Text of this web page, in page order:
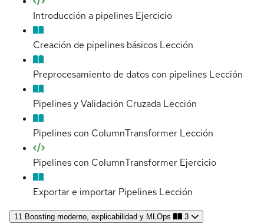
Introducción a pipelines Ejercicio
Creación de pipelines básicos Lección
Preprocesamiento de datos con pipelines Lección
Pipelines y Validación Cruzada Lección
Pipelines con ColumnTransformer Lección
Pipelines con ColumnTransformer Ejercicio
Exportar e importar Pipelines Lección
11 Boosting moderno, explicabilidad y MLOps 3